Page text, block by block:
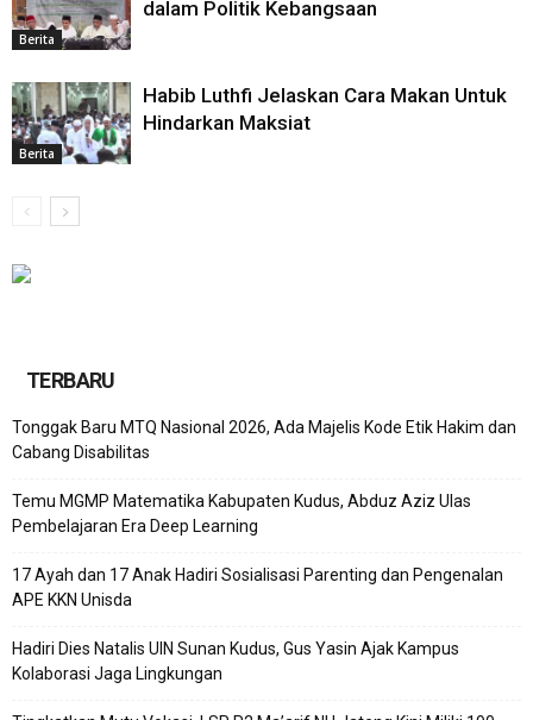
Berita
dalam Politik Kebangsaan
Berita
Habib Luthfi Jelaskan Cara Makan Untuk
Hindarkan Maksiat
TERBARU
Tonggak Baru MTQ Nasional 2026, Ada Majelis Kode Etik Hakim dan
Cabang Disabilitas
Temu MGMP Matematika Kabupaten Kudus, Abduz Aziz Ulas
Pembelajaran Era Deep Learning
17 Ayah dan 17 Anak Hadiri Sosialisasi Parenting dan Pengenalan
APE KKN Unisda
Hadiri Dies Natalis UIN Sunan Kudus, Gus Yasin Ajak Kampus
Kolaborasi Jaga Lingkungan